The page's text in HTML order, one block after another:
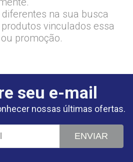
na sua busca
vinculados essa
promoção.
seu e-mail
nossas últimas ofertas.
ENVIAR